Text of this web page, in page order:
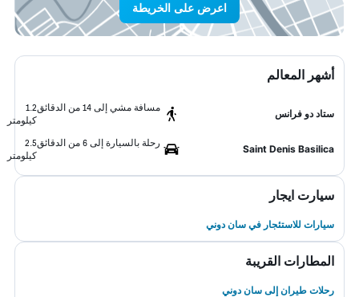
اعرض على الخريطة
أشهر المعالم
ستاد دو فرانس
مسافة مشي إلى 14 من الدقائق
1.2
كيلومتر
Saint Denis Basilica
رحلة بالسيارة إلى 6 من الدقائق
2.5
كيلومتر
سيارت ايجار
سيارات للاستئجار في سان دوني
المطارات القريبة
رحلات طيران إلى سان دوني